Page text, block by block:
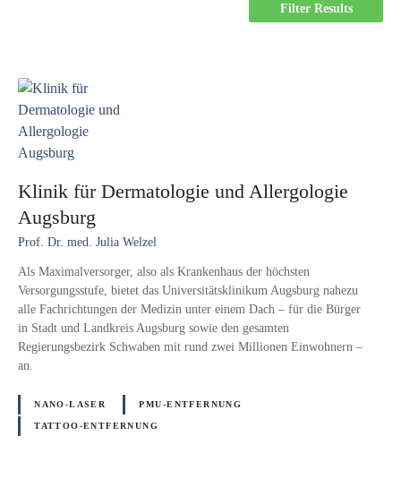
Filter Results
Klinik für Dermatologie und Allergologie
Augsburg
Prof. Dr. med. Julia Welzel
Als Maximalversorger, also als Krankenhaus der höchsten
Versorgungsstufe, bietet das Universitätsklinikum Augsburg nahezu
alle Fachrichtungen der Medizin unter einem Dach – für die Bürger
in Stadt und Landkreis Augsburg sowie den gesamten
Regierungsbezirk Schwaben mit rund zwei Millionen Einwohnern –
an.
NANO-LASER PMU-ENTFERNUNG
TATTOO-ENTFERNUNG